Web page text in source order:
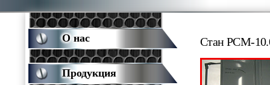
Стан РСМ-
О нас
Продукция